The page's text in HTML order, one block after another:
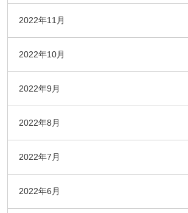
2022年11月
2022年10月
2022年9月
2022年8月
2022年7月
2022年6月